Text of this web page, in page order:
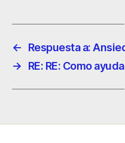
←
Respuesta a:
→
RE: RE: Como